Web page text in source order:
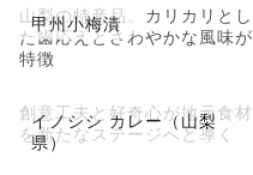
甲州小梅漬
山梨の特産品。カリカリとし
た歯応えとさわやかな風味が
特徴
イノシシ カレー（山梨
県）
創意工夫と好奇心が地元食材
を新たなステージへと導く